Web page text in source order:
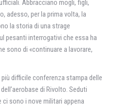
Abbracciano mogli, figli,
adesso, per la prima volta, la
la storia di una strage
pesanti interrogativi che essa ha
sono di «continuare a lavorare,
difficile conferenza stampa delle
di Rivolto. Seduti
sono i nove militari appena